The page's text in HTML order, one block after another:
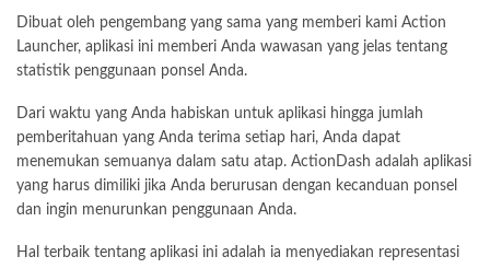
Dibuat oleh pengembang yang sama yang memberi kami Action
Launcher, aplikasi ini memberi Anda wawasan yang jelas tentang
statistik penggunaan ponsel Anda.
Dari waktu yang Anda habiskan untuk aplikasi hingga jumlah
pemberitahuan yang Anda terima setiap hari, Anda dapat
menemukan semuanya dalam satu atap. ActionDash adalah aplikasi
yang harus dimiliki jika Anda berurusan dengan kecanduan ponsel
dan ingin menurunkan penggunaan Anda.
Hal terbaik tentang aplikasi ini adalah ia menyediakan representasi